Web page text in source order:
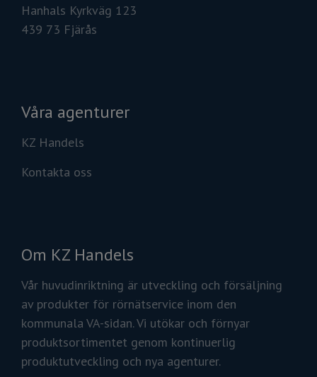
Hanhals Kyrkväg 123
439 73 Fjärås
Våra agenturer
KZ Handels
Kontakta oss
Om KZ Handels
Vår huvudinriktning är utveckling och försäljning
av produkter för rörnätservice inom den
kommunala VA-sidan. Vi utökar och förnyar
produktsortimentet genom kontinuerlig
produktutveckling och nya agenturer.